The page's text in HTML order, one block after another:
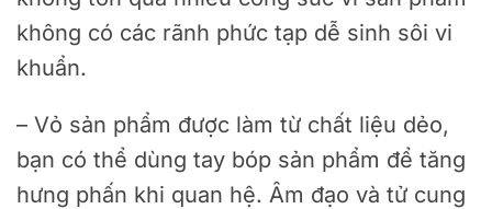
không có các rãnh phức tạp dễ sinh sôi vi
khuẩn.
– Vỏ sản phẩm được làm từ chất liệu dẻo,
bạn có thể dùng tay bóp sản phẩm để tăng
hưng phấn khi quan hệ. Âm đạo và tử cung